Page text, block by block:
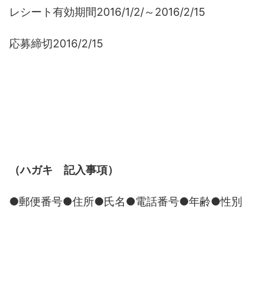
レシート有効期間2016/1/2/～2016/2/15
応募締切2016/2/15
（ハガキ 記入事項）
●郵便番号●住所●氏名●電話番号●年齢●性別